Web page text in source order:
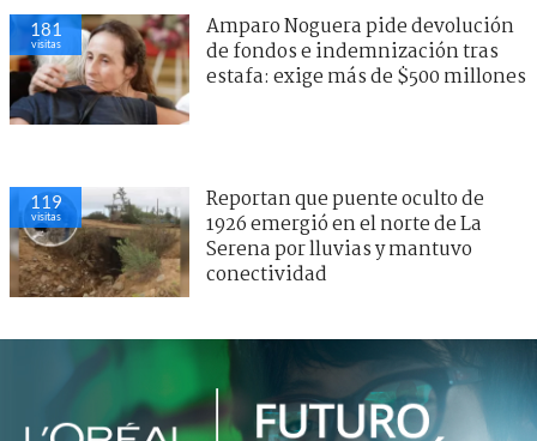
181
visitas
Amparo Noguera pide devolución
de fondos e indemnización tras
estafa: exige más de $500 millones
119
visitas
Reportan que puente oculto de
1926 emergió en el norte de La
Serena por lluvias y mantuvo
conectividad